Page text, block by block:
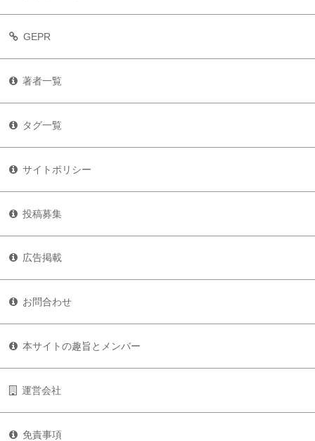
GEPR
著者一覧
タグ一覧
サイトポリシー
投稿募集
広告掲載
お問合わせ
本サイトの趣旨とメンバー
運営会社
免責事項